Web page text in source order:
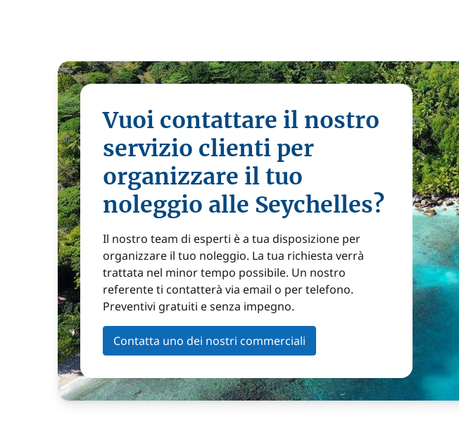
Vuoi contattare il nostro
servizio clienti per
organizzare il tuo
noleggio alle Seychelles?
Il nostro team di esperti è a tua disposizione per
organizzare il tuo noleggio. La tua richiesta verrà
trattata nel minor tempo possibile. Un nostro
referente ti contatterà via email o per telefono.
Preventivi gratuiti e senza impegno.
Contatta uno dei nostri commerciali